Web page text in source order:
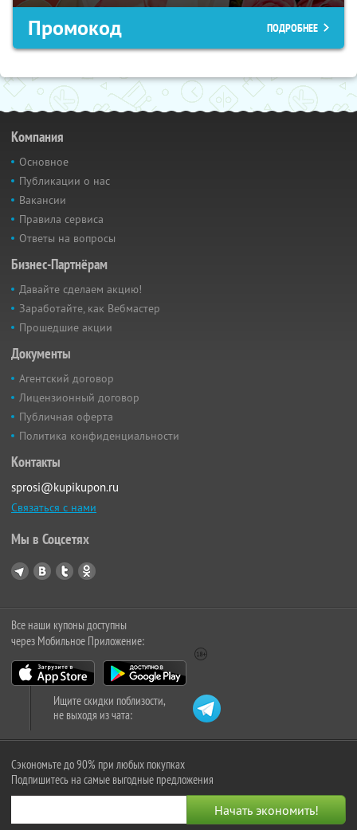
Промокод ПОДРОБНЕЕ
Компания
Основное
Публикации о нас
Вакансии
Правила сервиса
Ответы на вопросы
Бизнес-Партнёрам
Давайте сделаем акцию!
Заработайте, как Вебмастер
Прошедшие акции
Документы
Агентский договор
Лицензионный договор
Публичная оферта
Политика конфиденциальности
Контакты
sprosi@kupikupon.ru
Связаться с нами
Мы в Соцсетях
Все наши купоны доступны
через Мобильное Приложение:
Ищите скидки поблизости,
не выходя из чата:
Сэкономьте до 90% при любых покупках
Подпишитесь на самые выгодные предложения